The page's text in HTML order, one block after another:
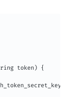
token )
{